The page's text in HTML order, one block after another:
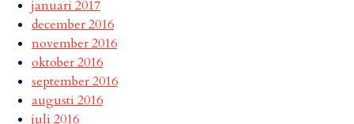
januari 2017
december 2016
november 2016
oktober 2016
september 2016
augusti 2016
juli 2016